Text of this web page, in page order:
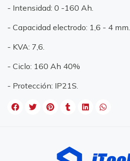
- Intensidad: 0 -160 Ah.
- Capacidad electrodo: 1,6 - 4 mm.
- KVA: 7,6.
- Ciclo: 160 Ah 40%
- Protección: IP21S.